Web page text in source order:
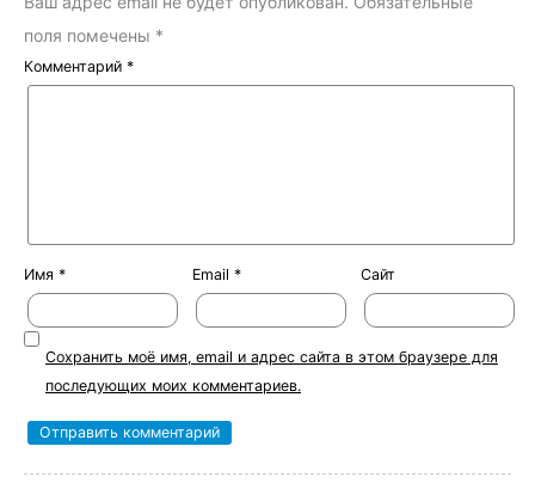
поля помечены *
Комментарий *
Имя * Email * Сайт
Сохранить моё имя, email и адрес сайта в этом браузере для
последующих моих комментариев.